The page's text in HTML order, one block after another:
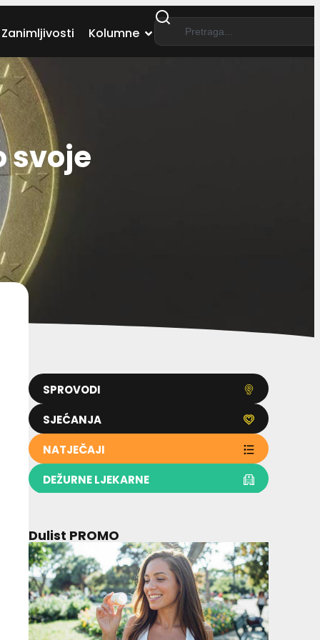
Zanimljivosti Kolumne
svoje
SPROVODI
SJEĆANJA
NATJEČAJI
DEŽURNE LJEKARNE
Dulist PROMO